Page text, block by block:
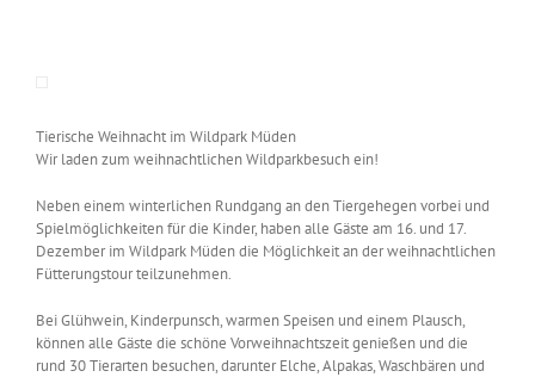
Tierische Weihnacht im Wildpark Müden
Wir laden zum weihnachtlichen Wildparkbesuch ein!
Neben einem winterlichen Rundgang an den Tiergehegen vorbei und
Spielmöglichkeiten für die Kinder, haben alle Gäste am 16. und 17.
Dezember im Wildpark Müden die Möglichkeit an der weihnachtlichen
Fütterungstour teilzunehmen.
Bei Glühwein, Kinderpunsch, warmen Speisen und einem Plausch,
können alle Gäste die schöne Vorweihnachtszeit genießen und die
rund 30 Tierarten besuchen, darunter Elche, Alpakas, Waschbären und